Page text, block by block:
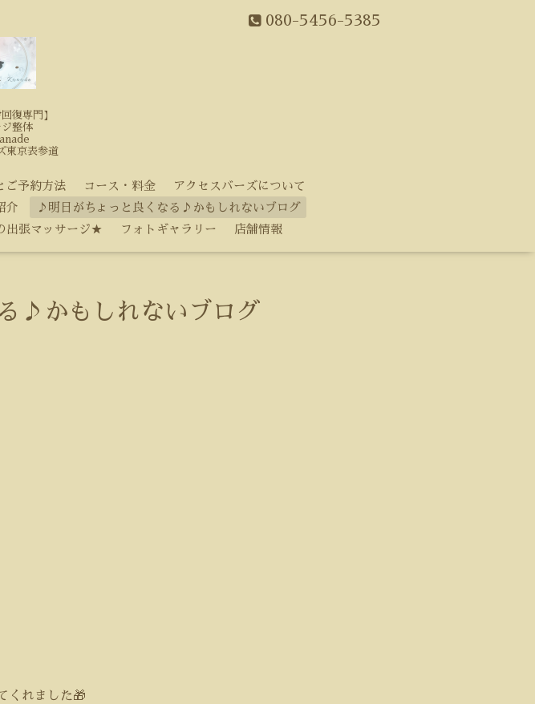
080-5456-5385
復専門】
ジ整体
東京表参道
ご予約方法 コース・料金
アクセスバーズについて
介
♪明日がちょっと良くなる♪かもしれないブログ
出張マッサージ★ フォトギャラリー 店舗情報
♪かもしれないブログ
くれました🎁